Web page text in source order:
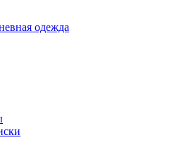
одежда